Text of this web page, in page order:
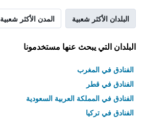
البلدان الأكثر شعبية المدن الأكثر شعبية
البلدان التي يبحث عنها مستخدمونا
الفنادق في المغرب
الفنادق في قطر
الفنادق في المملكة العربية السعودية
الفنادق في تركيا